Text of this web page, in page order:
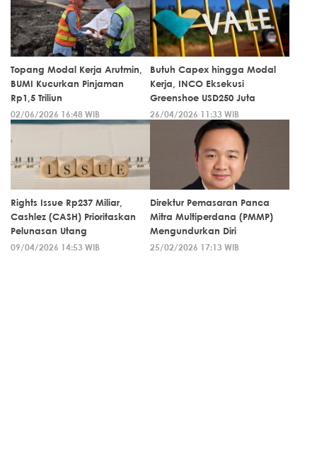
Topang Modal Kerja Arutmin,
BUMI Kucurkan Pinjaman
Rp1,5 Triliun
02/06/2026 16:48 WIB
Butuh Capex hingga Modal
Kerja, INCO Eksekusi
Greenshoe USD250 Juta
26/04/2026 11:33 WIB
Rights Issue Rp237 Miliar,
Cashlez (CASH) Prioritaskan
Pelunasan Utang
09/04/2026 14:53 WIB
Direktur Pemasaran Panca
Mitra Multiperdana (PMMP)
Mengundurkan Diri
25/02/2026 17:13 WIB